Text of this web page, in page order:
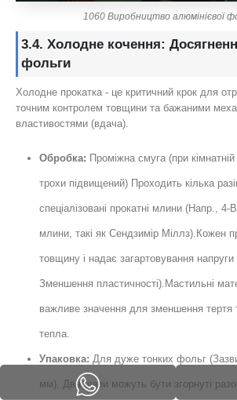
1060 Виробництво алюмінієвої
3.4. Холодне кочення:
фольги
Холодне прокатка - це критичний крок для
точним контролем товщини та бажаними
властивостями (вдача).
Обробка: Проміжна смуга (при
трохи підвищений) Проходить кілька
спеціалізовані прокатні млини (Напр., 4-
млини, такі як Сендзимір Міллз).Кожен
товщину і надає загартовування
Зменшення пластичності).Мастильні
важливе значення для зменшення тертя
тепла.
Упаковка: Для дуже тонких фольг
мм), Два шари можуть бути згорнуті